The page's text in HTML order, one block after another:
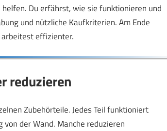
Du erfährst, wie sie funktionieren und
und nützliche Kaufkriterien. Am Ende
arbeitest effizienter.
reduzieren
Zubehörteile. Jedes Teil funktioniert
der Wand. Manche reduzieren